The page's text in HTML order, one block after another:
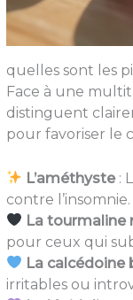
quelles sont les
Face à une
distinguent
pour favoriser le
L’améthyste:
contre
La tourmaline
pour ceux qui
La calcédoine
irritables ou